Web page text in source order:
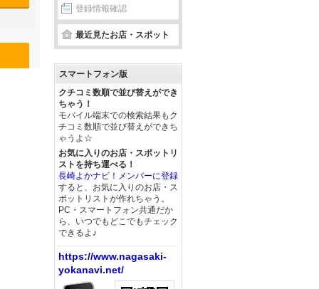
登録情報確認
最近見たお店・スポット
スマートフォン版
クチコミ数順で並び替えができ
ちゃう！
モバイル端末での検索結果もク
チコミ数順で並び替えができち
ゃうよ☆
お気に入りのお店・スポットリ
ストを持ち運べる！
長崎よかナビ！メンバーに登録
すると、お気に入りのお店・ス
ポットリストが作れちゃう。
PC・スマートフォン共通だか
ら、いつでもどこでもチェック
できるよ♪
https://www.nagasaki-
yokanavi.net/